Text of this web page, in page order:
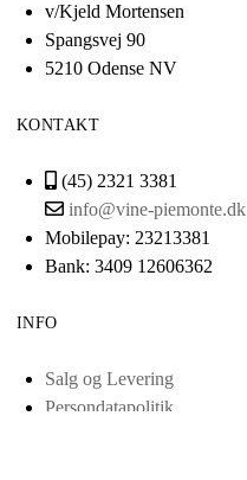
v/Kjeld Mortensen
Spangsvej 90
5210 Odense NV
KONTAKT
(45) 2321 3381
info@vine-piemonte.dk
Mobilepay: 23213381
Bank: 3409 12606362
INFO
Salg og Levering
Persondatapolitik